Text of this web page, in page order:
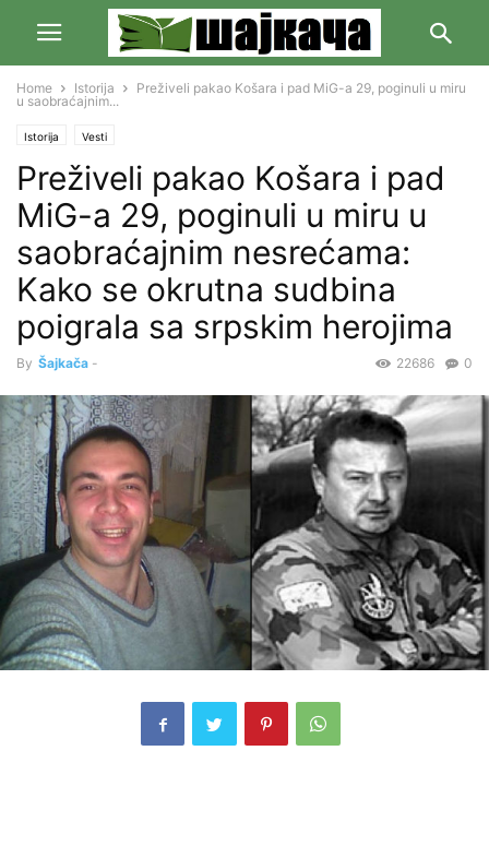
Home Istorija
Preživeli pakao Košara i pad MiG-a 29, poginuli u miru
u saobraćajnim...
Istorija Vesti
Preživeli pakao Košara i pad
MiG-a 29, poginuli u miru u
saobraćajnim nesrećama:
Kako se okrutna sudbina
poigrala sa srpskim herojima
By Šajkača - 0
22686